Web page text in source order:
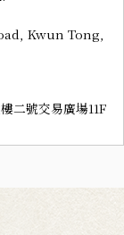
Kwun Tong,
二號交易廣場11F